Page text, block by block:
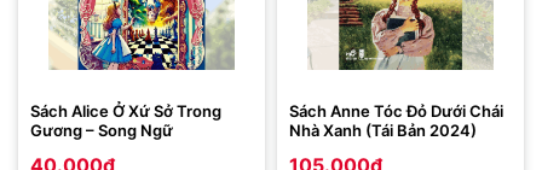
Sách Alice Ở Xứ Sở Trong
Gương – Song Ngữ
40.000₫
Sách Anne Tóc Đỏ Dưới Chái
Nhà Xanh (Tái Bản 2024)
105.000₫